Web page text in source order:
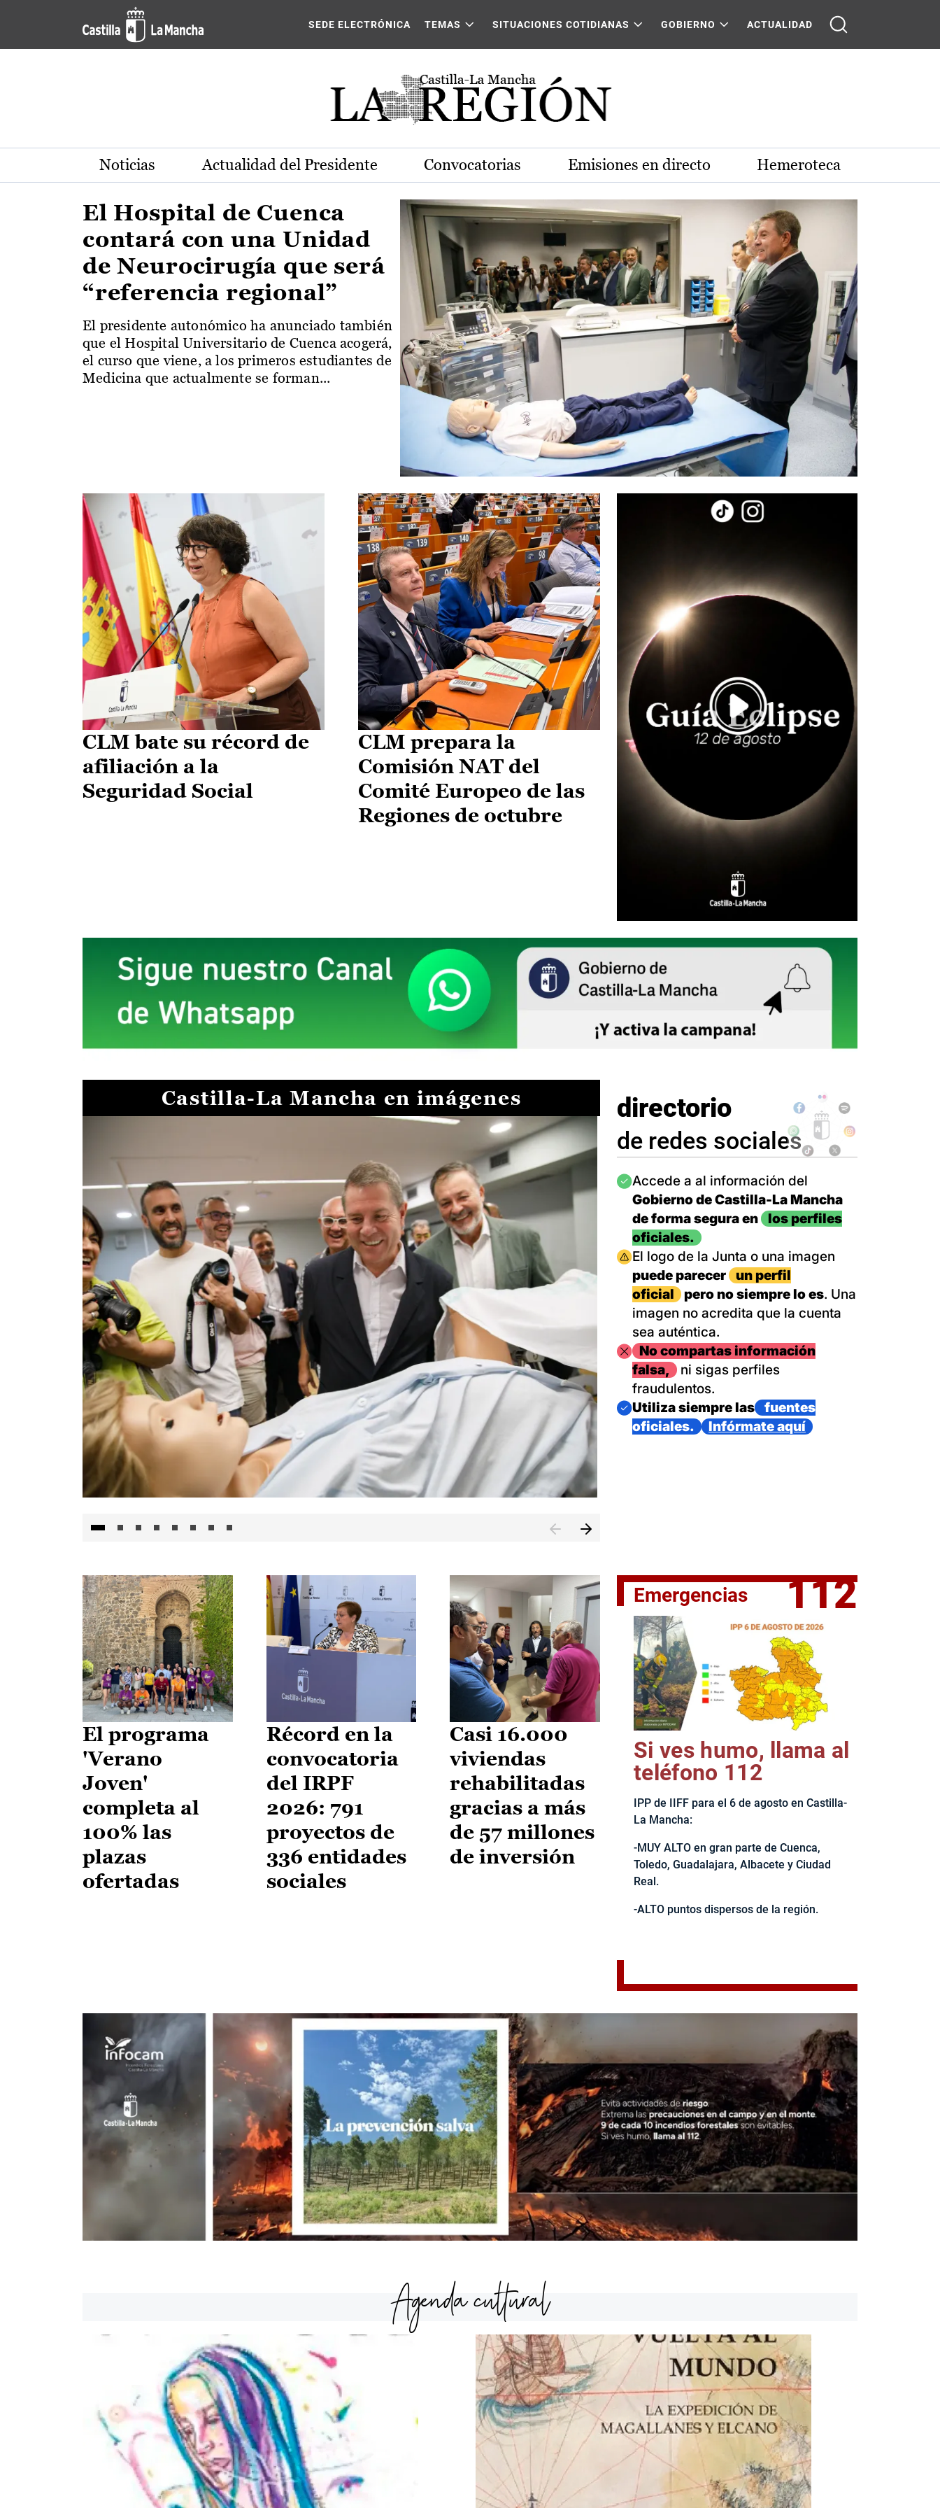
Pasar al contenido principal
Actualidad de la región de Castilla-La Mancha
SEDE ELECTRÓNICA TEMAS SITUACIONES COTIDIANAS GOBIERNO ACTUALIDAD
Noticias Actualidad del Presidente Convocatorias Emisiones en directo Hemeroteca
El Hospital de Cuenca
contará con una Unidad
de Neurocirugía que será
“referencia regional”
El presidente autonómico ha anunciado también
que el Hospital Universitario de Cuenca acogerá,
el curso que viene, a los primeros estudiantes de
Medicina que actualmente se forman...
CLM bate su récord de
afiliación a la
Seguridad Social
CLM prepara la
Comisión NAT del
Comité Europeo de las
Regiones de octubre
Castilla-La Mancha en imágenes
El jefe del Ejecutivo castellanomanchego, Emiliano García-
directorio
de redes sociales
Imagen
Accede a al información del
Gobierno de Castilla-La Mancha
de forma segura en
los perfiles
oficiales.
Imagen
El logo de la Junta o una imagen
puede parecer
un perfil
oficial
pero no siempre lo es. Una
imagen no acredita que la cuenta
sea auténtica.
ImagenNo compartas información
falsa,
ni sigas perfiles
fraudulentos.
Imagen
Utiliza siempre las
fuentes
oficiales.
Infórmate aquí
El programa
'Verano
Joven'
completa al
100% las
plazas
ofertadas
Récord en la
convocatoria
del IRPF
2026: 791
proyectos de
336 entidades
sociales
Casi 16.000
viviendas
rehabilitadas
gracias a más
de 57 millones
de inversión
Emergencias 112
Si ves humo, llama al
teléfono 112
IPP de IIFF para el 6 de agosto en Castilla-
La Mancha:
-MUY ALTO en gran parte de Cuenca,
Toledo, Guadalajara, Albacete y Ciudad
Real.
-ALTO puntos dispersos de la región.
Agenda cultural